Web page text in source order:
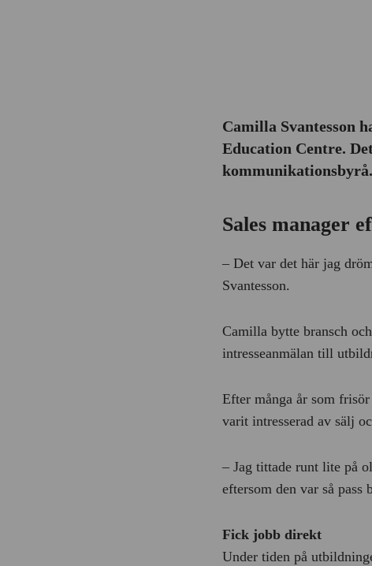
Camilla Svantesson
Education Centre.
kommunikationsbyrå.
Sales manager
– Det var det här jag
Svantesson.
Camilla bytte bransch
intresseanmälan till
Efter många år som
varit intresserad av sälj
– Jag tittade runt lite på
eftersom den var så pass
Fick jobb direkt
Under tiden på